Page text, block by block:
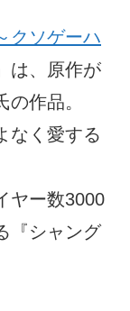
クソゲーハ
は、原作が
作品。
なく愛する
ヤー数3000
『シャング